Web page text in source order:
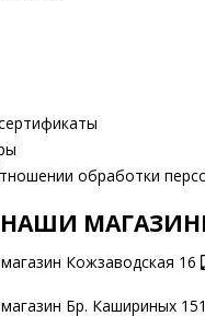
обработки
НАШИ
Кожзаводская 16
Бр. Кашириных 151